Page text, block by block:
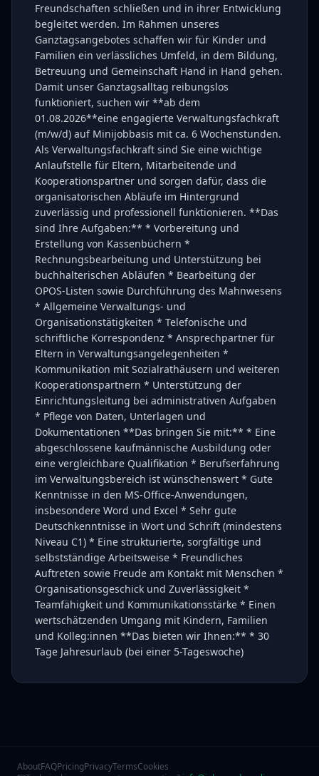
Freundschaften schließen und in ihrer Entwicklung
begleitet werden. Im Rahmen unseres
Ganztagsangebotes schaffen wir für Kinder und
Familien ein verlässliches Umfeld, in dem Bildung,
Betreuung und Gemeinschaft Hand in Hand gehen.
Damit unser Ganztagsalltag reibungslos
funktioniert, suchen wir **ab dem
01.08.2026**eine engagierte Verwaltungsfachkraft
(m/w/d) auf Minijobbasis mit ca. 6 Wochenstunden.
Als Verwaltungsfachkraft sind Sie eine wichtige
Anlaufstelle für Eltern, Mitarbeitende und
Kooperationspartner und sorgen dafür, dass die
organisatorischen Abläufe im Hintergrund
zuverlässig und professionell funktionieren. **Das
sind Ihre Aufgaben:** * Vorbereitung und
Erstellung von Kassenbüchern *
Rechnungsbearbeitung und Unterstützung bei
buchhalterischen Abläufen * Bearbeitung der
OPOS-Listen sowie Durchführung des Mahnwesens
* Allgemeine Verwaltungs- und
Organisationstätigkeiten * Telefonische und
schriftliche Korrespondenz * Ansprechpartner für
Eltern in Verwaltungsangelegenheiten *
Kommunikation mit Sozialrathäusern und weiteren
Kooperationspartnern * Unterstützung der
Einrichtungsleitung bei administrativen Aufgaben
* Pflege von Daten, Unterlagen und
Dokumentationen **Das bringen Sie mit:** * Eine
abgeschlossene kaufmännische Ausbildung oder
eine vergleichbare Qualifikation * Berufserfahrung
im Verwaltungsbereich ist wünschenswert * Gute
Kenntnisse in den MS-Office-Anwendungen,
insbesondere Word und Excel * Sehr gute
Deutschkenntnisse in Wort und Schrift (mindestens
Niveau C1) * Eine strukturierte, sorgfältige und
selbstständige Arbeitsweise * Freundliches
Auftreten sowie Freude am Kontakt mit Menschen *
Organisationsgeschick und Zuverlässigkeit *
Teamfähigkeit und Kommunikationsstärke * Einen
wertschätzenden Umgang mit Kindern, Familien
und Kolleg:innen **Das bieten wir Ihnen:** * 30
Tage Jahresurlaub (bei einer 5-Tageswoche)
AboutFAQPricingPrivacyTermsCookies